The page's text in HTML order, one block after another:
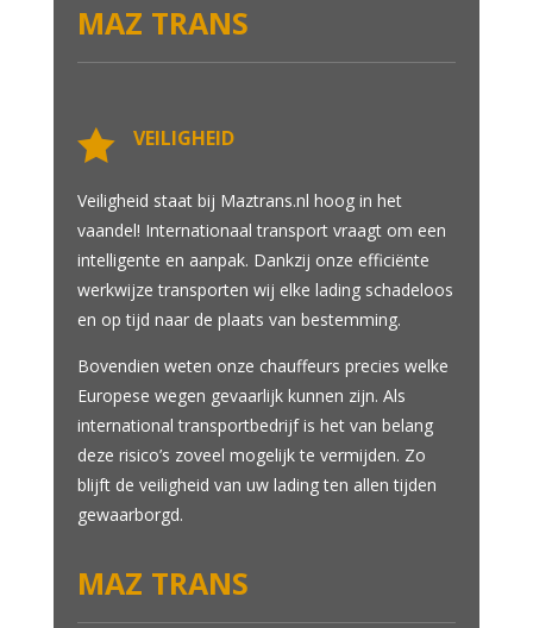
MAZ TRANS
 VEILIGHEID
Veiligheid staat bij Maztrans.nl hoog in het
vaandel! Internationaal transport vraagt om een
intelligente en aanpak. Dankzij onze efficiënte
werkwijze transporten wij elke lading schadeloos
en op tijd naar de plaats van bestemming.
Bovendien weten onze chauffeurs precies welke
Europese wegen gevaarlijk kunnen zijn. Als
international transportbedrijf is het van belang
deze risico’s zoveel mogelijk te vermijden. Zo
blijft de veiligheid van uw lading ten allen tijden
gewaarborgd.
MAZ TRANS